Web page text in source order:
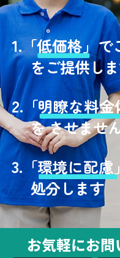
1.「低価格」で
をご提供し
2.「明瞭な料金
を させませ
3. 「環境に配慮」
処分します
お気軽にお問